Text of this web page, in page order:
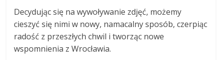
Decydując się na wywoływanie zdjęć, możemy
cieszyć się nimi w nowy, namacalny sposób, czerpiąc
radość z przeszłych chwil i tworząc nowe
wspomnienia z Wrocławia.